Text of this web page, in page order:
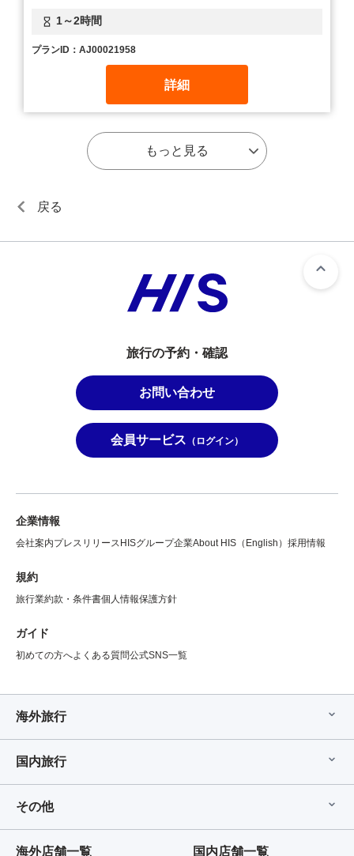
1～2時間
プランID：AJ00021958
詳細
もっと見る
戻る
旅行の予約・確認
お問い合わせ
会員サービス （ログイン）
企業情報
会社案内プレスリリース HISグループ企業About HIS（English） 採用情報
規約
旅行業約款・条件書個人情報保護方針
ガイド
初めての方へよくある質問公式SNS一覧
海外旅行
国内旅行
その他
海外店舗一覧 国内店舗一覧